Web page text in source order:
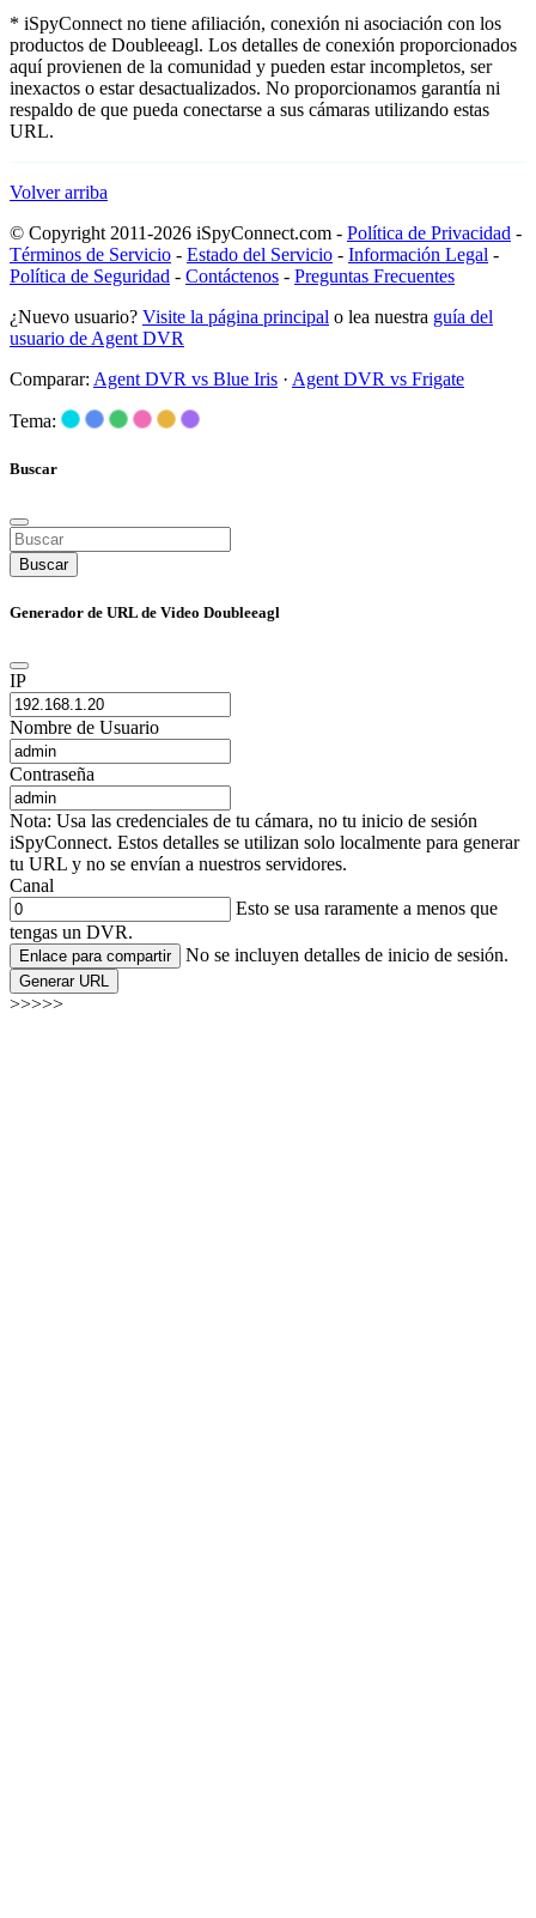
* iSpyConnect no tiene afiliación, conexión ni asociación con los
productos de Doubleeagl. Los detalles de conexión proporcionados
aquí provienen de la comunidad y pueden estar incompletos, ser
inexactos o estar desactualizados. No proporcionamos garantía ni
respaldo de que pueda conectarse a sus cámaras utilizando estas
URL.
Volver arriba
© Copyright 2011-2026 iSpyConnect.com - Política de Privacidad -
Términos de Servicio - Estado del Servicio - Información Legal -
Política de Seguridad - Contáctenos - Preguntas Frecuentes
¿Nuevo usuario? Visite la página principal o lea nuestra guía del
usuario de Agent DVR
Comparar: Agent DVR vs Blue Iris · Agent DVR vs Frigate
Tema:
Buscar
Buscar
Generador de URL de Video Doubleeagl
IP
Nombre de Usuario
Contraseña
Nota: Usa las credenciales de tu cámara, no tu inicio de sesión
iSpyConnect. Estos detalles se utilizan solo localmente para generar
tu URL y no se envían a nuestros servidores.
Canal
Esto se usa raramente a menos que
tengas un DVR.
Enlace para compartir No se incluyen detalles de inicio de sesión.
Generar URL
>>>>>